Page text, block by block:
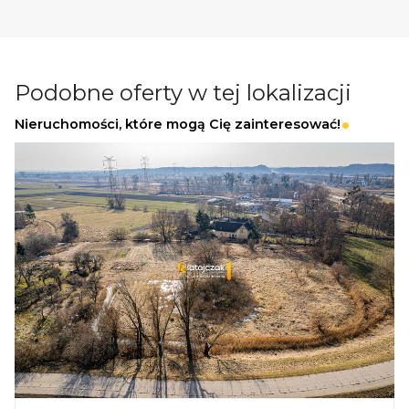
Numer działki 310/13 ( 220503_2.0007.310/13
woj. Pomorskie, powiat kartuski, gmina
Przodkowo, wieś Pomieczyno.
200m przystanki autobusowe,
sklep"Delikatesy Delux", straż pożarna
300m szkoła podstawowa i gimnazjum,
bosiko szkolne, kwiaciarnia
500mKościół, "Lewiatan", mechanik
samochodowy
Pomieczyno jest położone przy drodze
wojewódzkiej nr 224 w odległości30 km od
Podobne oferty w tej lokalizacji
Nieruchomości, które mogą Cię zainteresować!